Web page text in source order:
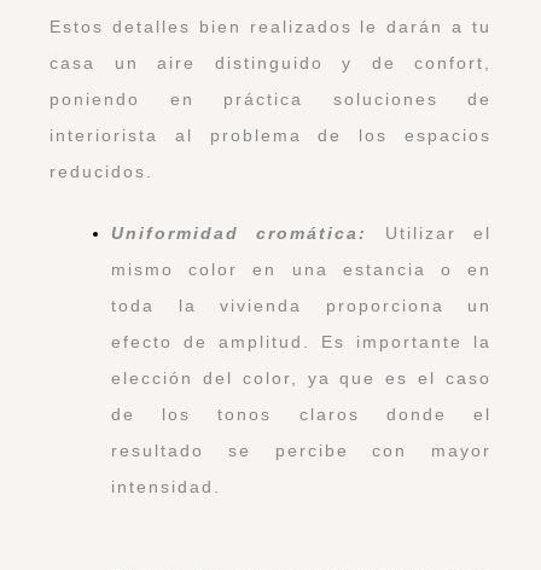
Estos detalles bien realizados le darán a tu
casa un aire distinguido y de confort,
poniendo en práctica soluciones de
interiorista al problema de los espacios
reducidos.
Uniformidad cromática:
Utilizar el
mismo color en una estancia o en
toda la vivienda proporciona un
efecto de amplitud. Es importante la
elección del color, ya que es el caso
de los tonos claros donde el
resultado se percibe con mayor
intensidad.